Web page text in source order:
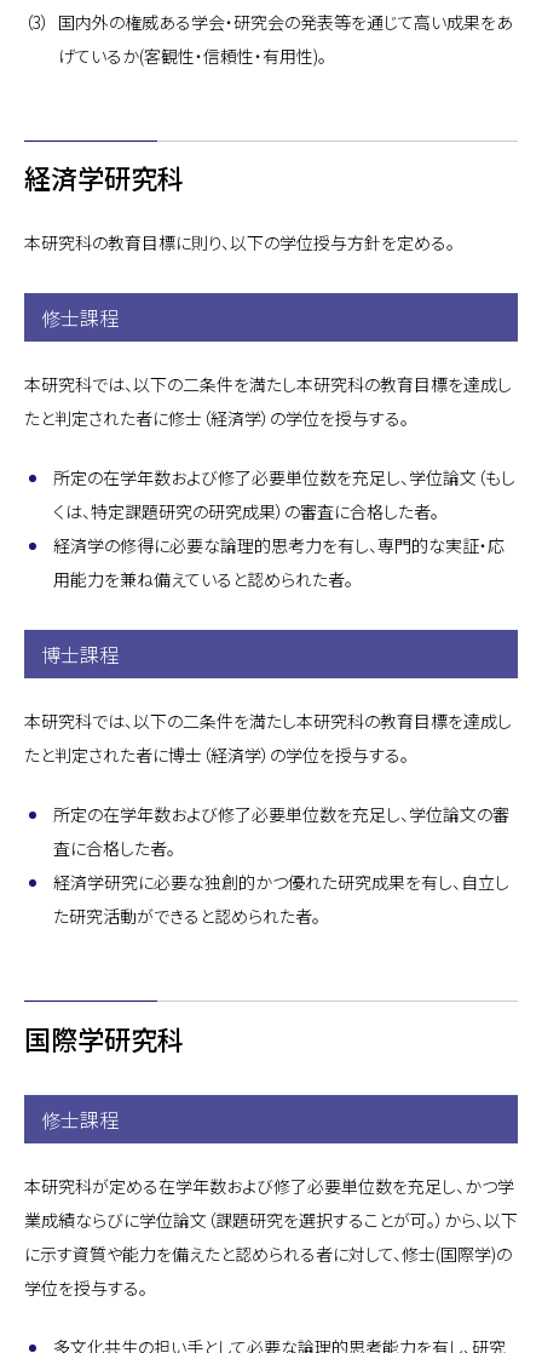
国内外の権威ある学会・研究会の発表等を通じて高い成果をあ
げているか(客観性・信頼性・有用性)。
経済学研究科
本研究科の教育目標に則り、以下の学位授与方針を定める。
修士課程
本研究科では、以下の二条件を満たし本研究科の教育目標を達成し
たと判定された者に修士（経済学）の学位を授与する。
所定の在学年数および修了必要単位数を充足し、学位論文（もし
くは、特定課題研究の研究成果）の審査に合格した者。
経済学の修得に必要な論理的思考力を有し、専門的な実証・応
用能力を兼ね備えていると認められた者。
博士課程
本研究科では、以下の二条件を満たし本研究科の教育目標を達成し
たと判定された者に博士（経済学）の学位を授与する。
所定の在学年数および修了必要単位数を充足し、学位論文の審
査に合格した者。
経済学研究に必要な独創的かつ優れた研究成果を有し、自立し
た研究活動ができると認められた者。
国際学研究科
修士課程
本研究科が定める在学年数および修了必要単位数を充足し、かつ学
業成績ならびに学位論文（課題研究を選択することが可。）から、以下
に示す資質や能力を備えたと認められる者に対して、修士(国際学)の
学位を授与する。
多文化共生の担い手として必要な論理的思考能力を有し、研究